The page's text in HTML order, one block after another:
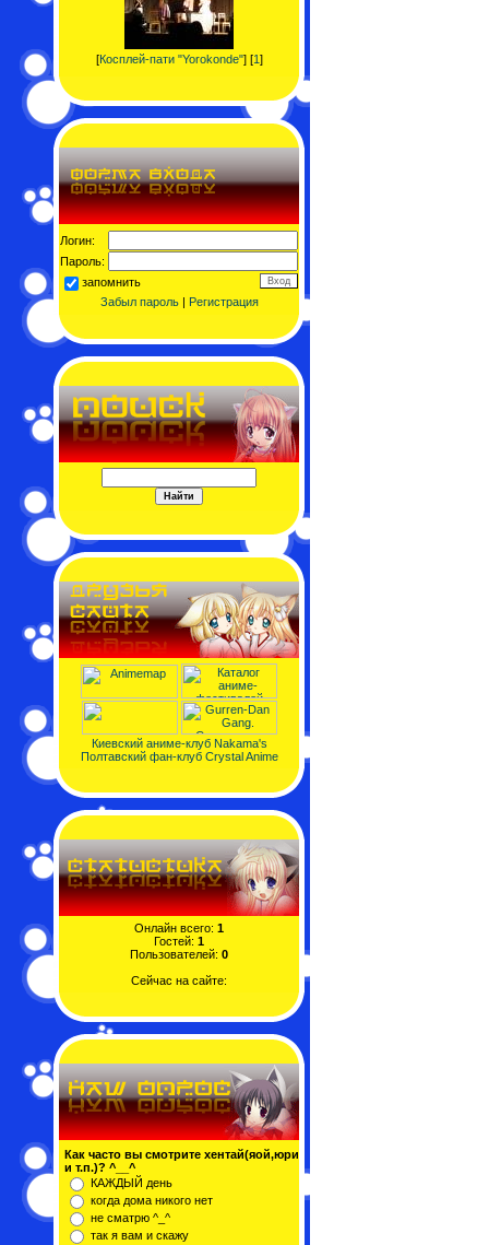
[Косплей-пати "Yorokonde"] [1]
Логин:
Пароль:
запомнить
Забыл пароль| Регистрация
Киевский аниме-клуб Nakama's
Полтавский фан-клуб Crystal Anime
Онлайн всего: 1
Гостей: 1
Пользователей: 0
Сейчас на сайте:
Как часто вы смотрите хентай(яой,юри
и т.п.)? ^__^
КАЖДЫЙ день
когда дома никого нет
не сматрю ^_^
так я вам и скажу